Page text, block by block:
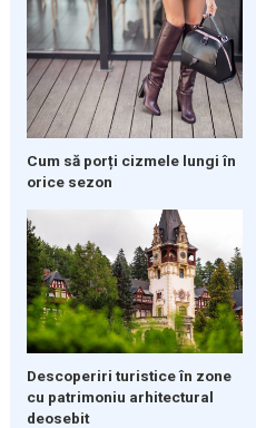
Cum să porți cizmele lungi în
orice sezon
Descoperiri turistice în zone
cu patrimoniu arhitectural
deosebit